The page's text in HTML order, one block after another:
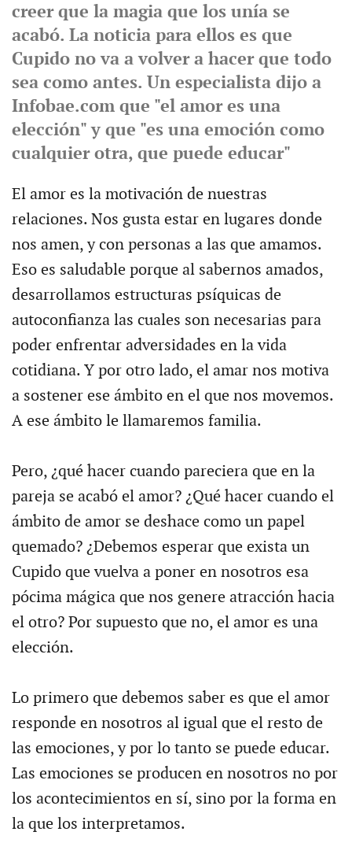
creer que la magia que los unía se
acabó. La noticia para ellos es que
Cupido no va a volver a hacer que todo
sea como antes. Un especialista dijo a
Infobae.com que "el amor es una
elección" y que "es una emoción como
cualquier otra, que puede educar"
El amor es la motivación de nuestras
relaciones. Nos gusta estar en lugares donde
nos amen, y con personas a las que amamos.
Eso es saludable porque al sabernos amados,
desarrollamos estructuras psíquicas de
autoconfianza las cuales son necesarias para
poder enfrentar adversidades en la vida
cotidiana. Y por otro lado, el amar nos motiva
a sostener ese ámbito en el que nos movemos.
A ese ámbito le llamaremos familia.
Pero, ¿qué hacer cuando pareciera que en la
pareja se acabó el amor? ¿Qué hacer cuando el
ámbito de amor se deshace como un papel
quemado? ¿Debemos esperar que exista un
Cupido que vuelva a poner en nosotros esa
pócima mágica que nos genere atracción hacia
el otro? Por supuesto que no, el amor es una
elección.
Lo primero que debemos saber es que el amor
responde en nosotros al igual que el resto de
las emociones, y por lo tanto se puede educar.
Las emociones se producen en nosotros no por
los acontecimientos en sí, sino por la forma en
la que los interpretamos.